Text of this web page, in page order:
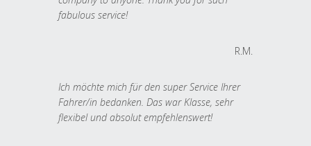
fabulous service!
R.M.
Ich möchte mich für den super Service Ihrer
Fahrer/in bedanken. Das war Klasse, sehr
flexibel und absolut empfehlenswert!